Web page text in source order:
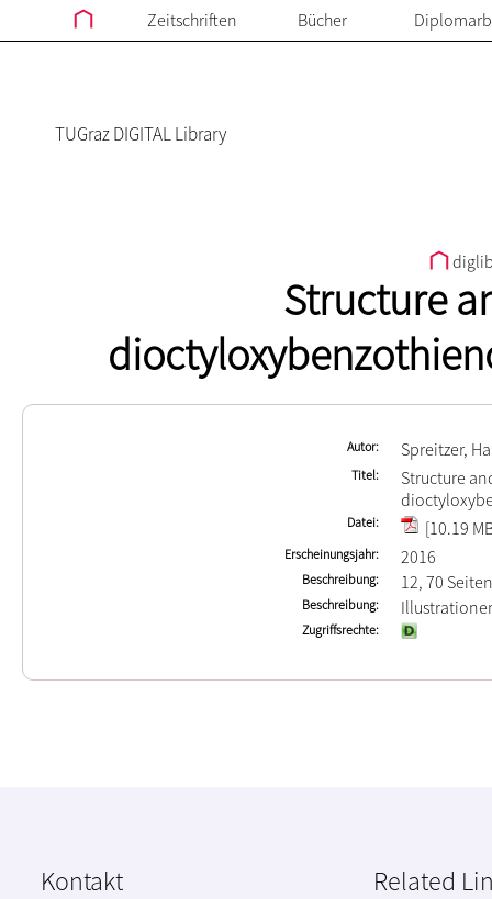
Zeitschriften Bücher
TUGraz DIGITAL Library
Structure
Autor Spreitzer,
Titel
Structure
Datei [10.19
Erscheinungsjahr 2016
Beschreibung 12, 70 Seiten
Beschreibung
Zugriffsrechte
Kontakt Related